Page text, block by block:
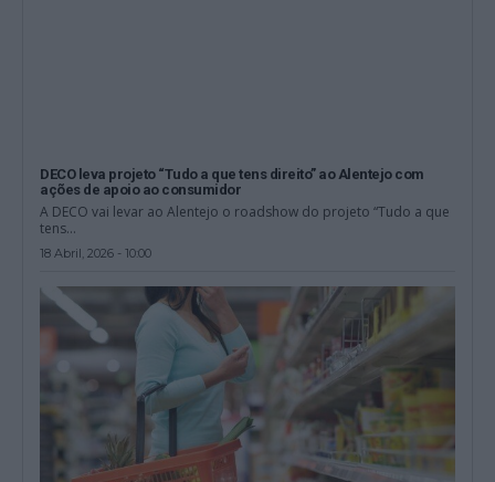
DECO leva projeto “Tudo a que tens direito” ao Alentejo com
ações de apoio ao consumidor
A DECO vai levar ao Alentejo o roadshow do projeto “Tudo a que
tens...
18 Abril, 2026 - 10:00